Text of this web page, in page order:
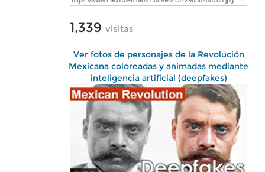
1,339 visitas
Ver fotos de personajes de la Revolución
Mexicana coloreadas y animadas mediante
inteligencia artificial (deepfakes)